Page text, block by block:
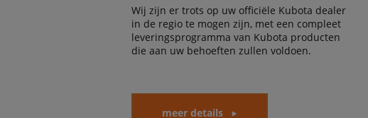
Wij zijn er trots op uw officiële Kubota dealer
in de regio te mogen zijn, met een compleet
leveringsprogramma van Kubota producten
die aan uw behoeften zullen voldoen.
meer details